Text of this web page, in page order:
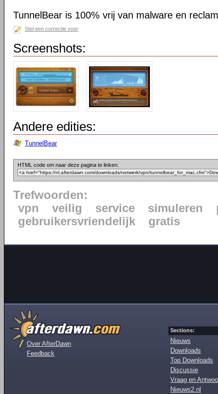
TunnelBear is 100% vrij van malware en
Stel een correctie voor
Screenshots:
Andere edities:
TunnelBear
HTML code om naar deze pagina te linken:
Trefwoorden:
vpn
veilig service simuleren
gebruikersvriendelijk
gratis
Over AfterDawn
Feedback
Sections:
Nieuws
Downloads
Top Downloads
Discussie
Vraag en
Nieuws2.nl